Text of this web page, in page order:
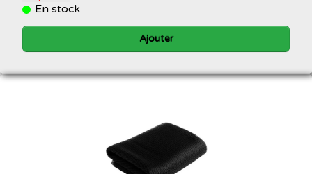
En stock
Ajouter